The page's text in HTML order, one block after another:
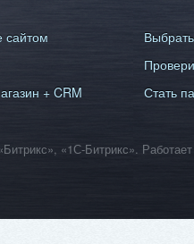
сайтом
+ CRM
Стать
«1С-Битрикс».